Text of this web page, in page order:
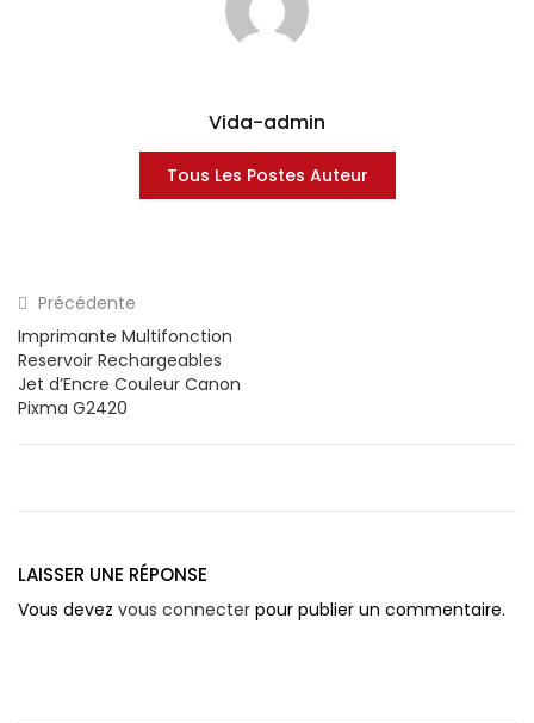
Vida-admin
Tous Les Postes Auteur
Précédente
Imprimante Multifonction
Reservoir Rechargeables
Jet d’Encre Couleur Canon
Pixma G2420
LAISSER UNE RÉPONSE
Vous devez vous connecter pour publier un commentaire.